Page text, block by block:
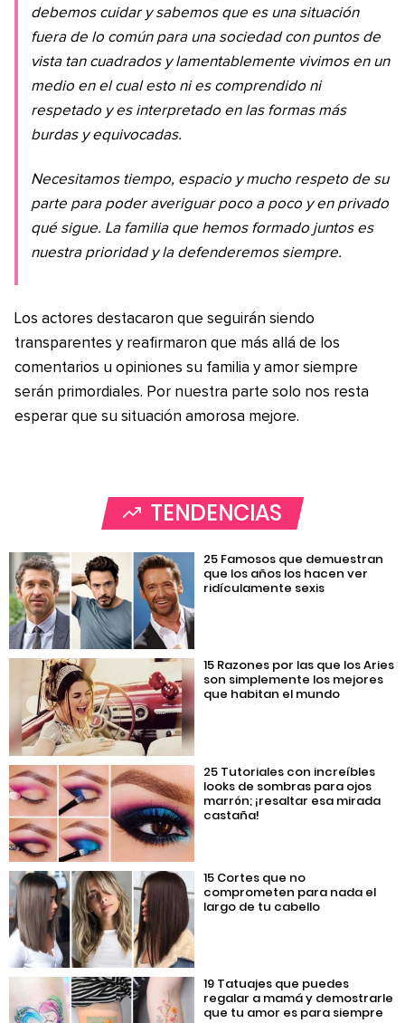
debemos cuidar y sabemos que es una situación
fuera de lo común para una sociedad con puntos de
vista tan cuadrados y lamentablemente vivimos en un
medio en el cual esto ni es comprendido ni
respetado y es interpretado en las formas más
burdas y equivocadas.
Necesitamos tiempo, espacio y mucho respeto de su
parte para poder averiguar poco a poco y en privado
qué sigue. La familia que hemos formado juntos es
nuestra prioridad y la defenderemos siempre.
Los actores destacaron que seguirán siendo
transparentes y reafirmaron que más allá de los
comentarios u opiniones su familia y amor siempre
serán primordiales. Por nuestra parte solo nos resta
esperar que su situación amorosa mejore.
TENDENCIAS
25 Famosos que demuestran
que los años los hacen ver
ridículamente sexis
15 Razones por las que los Aries
son simplemente los mejores
que habitan el mundo
25 Tutoriales con increíbles
looks de sombras para ojos
marrón; ¡resaltar esa mirada
castaña!
15 Cortes que no
comprometen para nada el
largo de tu cabello
19 Tatuajes que puedes
regalar a mamá y demostrarle
que tu amor es para siempre